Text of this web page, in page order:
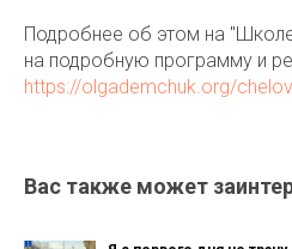
Подробнее об этом на
на подробную программу и
https://olgademchuk.org/
Вас также может